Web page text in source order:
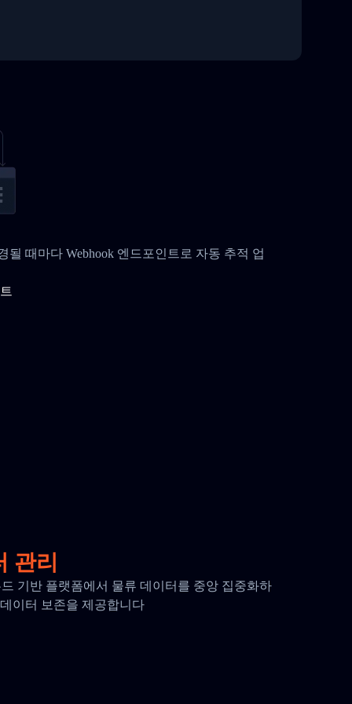
될 때마다 Webhook 엔드포인트로 자동 추적 업
관리
기반 플랫폼에서 물류 데이터를 중앙 집중화하
이터 보존을 제공합니다